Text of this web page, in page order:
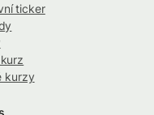
ticker
kurzy